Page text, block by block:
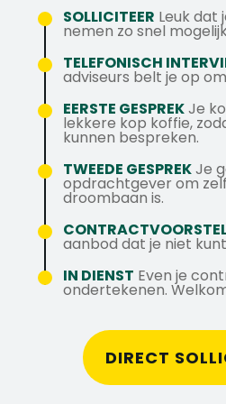
Je bent flexibel en
waaronder pensioen
reiskostenvergoeding.
Ruimte voor
opleiding.
ambitieus team.
Samenwerken met
en samenwerking
Vragen? Neem dan
Gerritse via
stuur een WhatsApp
SOLLICITEER Leuk dat
nemen zo snel
TELEFONISCH
adviseurs belt je op
EERSTE GESPREKJe
lekkere kop koffie,
kunnen bespreken.
TWEEDE GESPREKJe
opdrachtgever om
droombaan is.
aanbod dat je niet
IN DIENST Even je
ondertekenen.
DIRECT